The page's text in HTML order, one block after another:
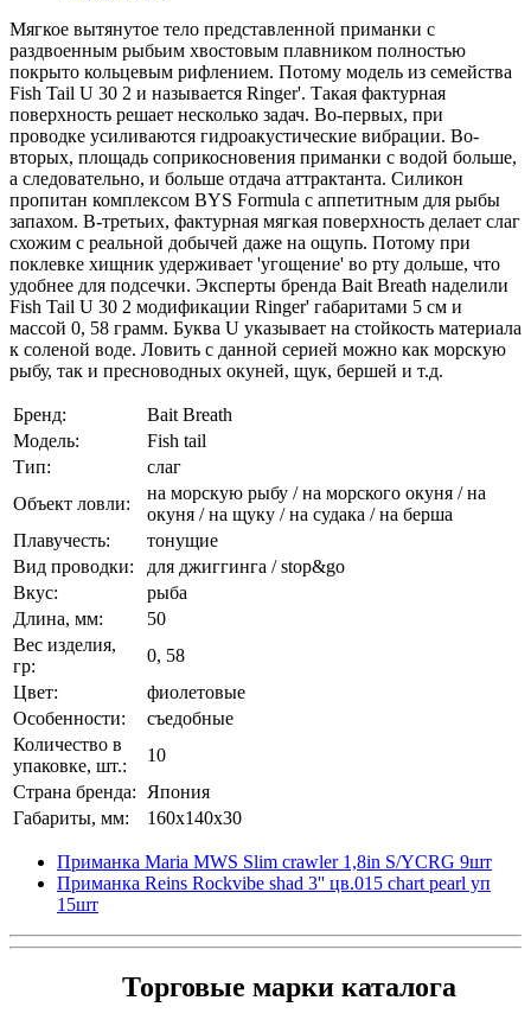
Мягкое вытянутое тело представленной приманки с
раздвоенным рыбьим хвостовым плавником полностью
покрыто кольцевым рифлением. Потому модель из семейства
Fish Tail U 30 2 и называется Ringer'. Такая фактурная
поверхность решает несколько задач. Во-первых, при
проводке усиливаются гидроакустические вибрации. Во-
вторых, площадь соприкосновения приманки с водой больше,
а следовательно, и больше отдача аттрактанта. Силикон
пропитан комплексом BYS Formula с аппетитным для рыбы
запахом. В-третьих, фактурная мягкая поверхность делает слаг
схожим с реальной добычей даже на ощупь. Потому при
поклевке хищник удерживает 'угощение' во рту дольше, что
удобнее для подсечки. Эксперты бренда Bait Breath наделили
Fish Tail U 30 2 модификации Ringer' габаритами 5 см и
массой 0, 58 грамм. Буква U указывает на стойкость материала
к соленой воде. Ловить с данной серией можно как морскую
рыбу, так и пресноводных окуней, щук, бершей и т.д.
Бренд:
Bait Breath
Модель:
Fish tail
Тип:
слаг
Объект ловли:
на морскую рыбу / на морского окуня / на
окуня / на щуку / на судака / на берша
Плавучесть:
тонущие
Вид проводки:
для джиггинга / stop&go
Вкус:
рыба
Длина, мм:
50
Вес изделия,
гр:
0, 58
Цвет:
фиолетовые
Особенности:
съедобные
Количество в
упаковке, шт.:
10
Страна бренда:
Япония
Габариты, мм:
160x140x30
Приманка Maria MWS Slim crawler 1,8in S/YCRG 9шт
Приманка Reins Rockvibe shad 3'' цв.015 chart pearl уп
15шт
Торговые марки каталога